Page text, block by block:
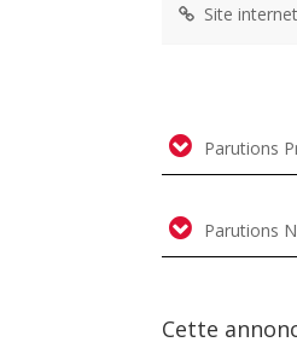
Site
Parutions
Parutions
Cette